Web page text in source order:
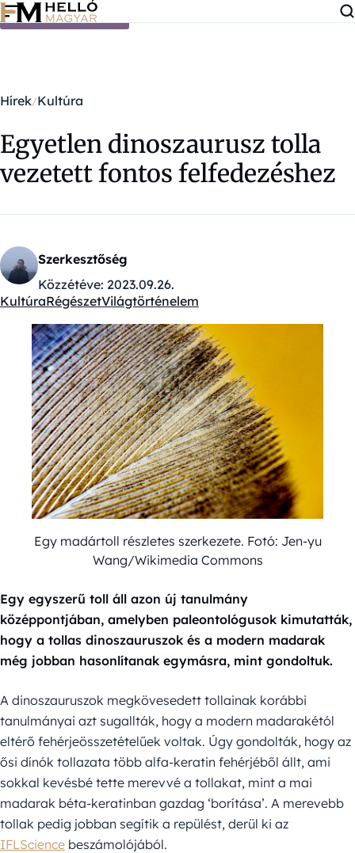
Ugrás a tartalomra
Hírek Kultúra
Egyetlen dinoszaurusz tolla
vezetett fontos felfedezéshez
Szerkesztőség
Közzétéve: 2023.09.26.
Kategóriák:
KultúraRégészetVilágtörténelem
Egy madártoll részletes szerkezete. Fotó: Jen-yu
Wang/Wikimedia Commons
Egy egyszerű toll áll azon új tanulmány
középpontjában, amelyben paleontológusok kimutatták,
hogy a tollas dinoszauruszok és a modern madarak
még jobban hasonlítanak egymásra, mint gondoltuk.
A dinoszauruszok megkövesedett tollainak korábbi
tanulmányai azt sugallták, hogy a modern madarakétól
eltérő fehérjeösszetételűek voltak. Úgy gondolták, hogy az
ősi dínók tollazata több alfa-keratin fehérjéből állt, ami
sokkal kevésbé tette merevvé a tollakat, mint a mai
madarak béta-keratinban gazdag ‘borítása’. A merevebb
tollak pedig jobban segítik a repülést, derül ki az
IFLScience beszámolójából.